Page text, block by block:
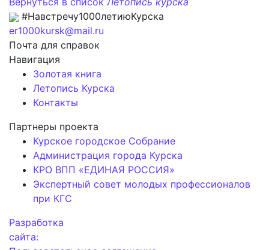
#Навстречу1000летиюКурска
er1000kursk@mail.ru
Почта для справок
Навигация
Золотая книга
Летопись Курска
Контакты
Партнеры проекта
Курское городское Собрание
Администрация города Курска
КРО ВПП «ЕДИНАЯ РОССИЯ»
Экспертный совет молодых профессионалов
при КГС
Разработка
сайта: